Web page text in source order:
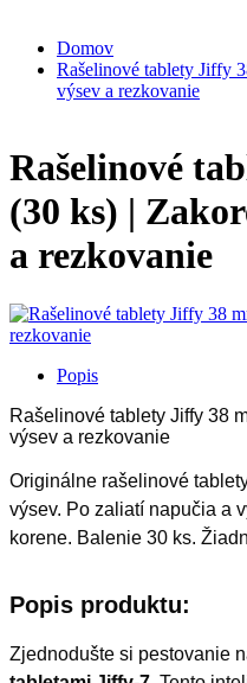
Domov
Rašelinové tablety Jiffy
výsev a rezkovanie
Rašelinové
(30 ks) |
a rezkovanie
Popis
Rašelinové tablety Jiffy 38
výsev a rezkovanie
Originálne rašelinové
výsev. Po zaliatí napučia a
korene. Balenie 30 ks.
Popis produktu:
Zjednodušte si pestovanie